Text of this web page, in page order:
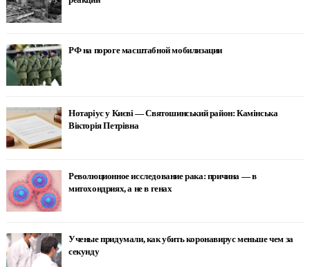
РФ на пороге масштабной мобилизации
Нотаріус у Києві — Святошинський район: Камінська
Вікторія Петрівна
Революционное исследование рака: причина — в
митохондриях, а не в генах
Ученые придумали, как убить коронавирус меньше чем за
секунду